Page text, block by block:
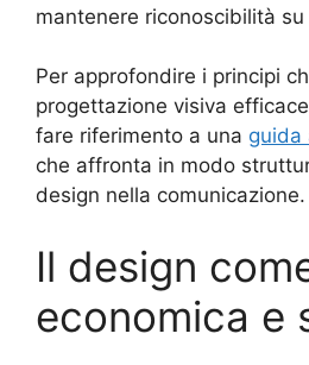
mantenere riconoscibilità
Per approfondire i principi
progettazione visiva
fare riferimento a una guida
che affronta in modo
design nella comunicazione.
Il design
economica e